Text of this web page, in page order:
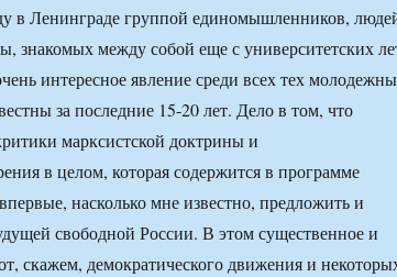
в Ленинграде группой единомышленников,
знакомых между собой еще с университетских
интересное явление среди всех тех
за последние 15-20 лет. Дело в том, что
марксистской доктрины и
в целом, которая содержится в программе
насколько мне известно, предложить и
свободной России. В этом существенное и
скажем, демократического движения и